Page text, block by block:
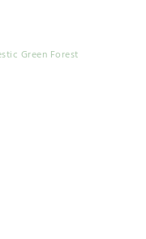
Green Forest